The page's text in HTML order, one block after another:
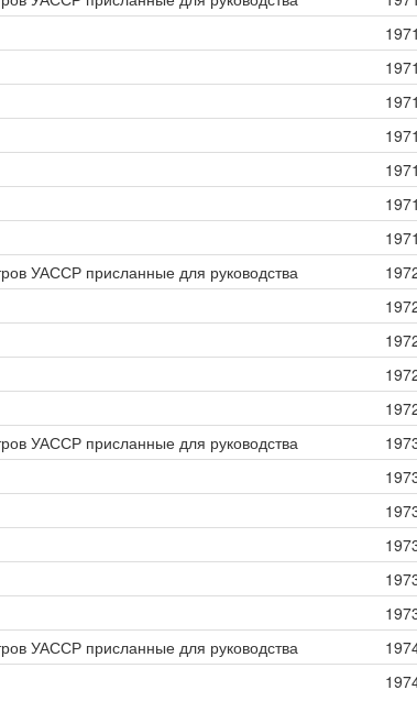
УАССР присланные для руководства
УАССР присланные для руководства
УАССР присланные для руководства